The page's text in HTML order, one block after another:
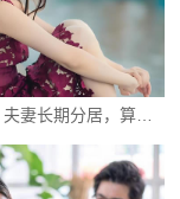
福州侦探：夫妻长期分居，算不算自动离婚